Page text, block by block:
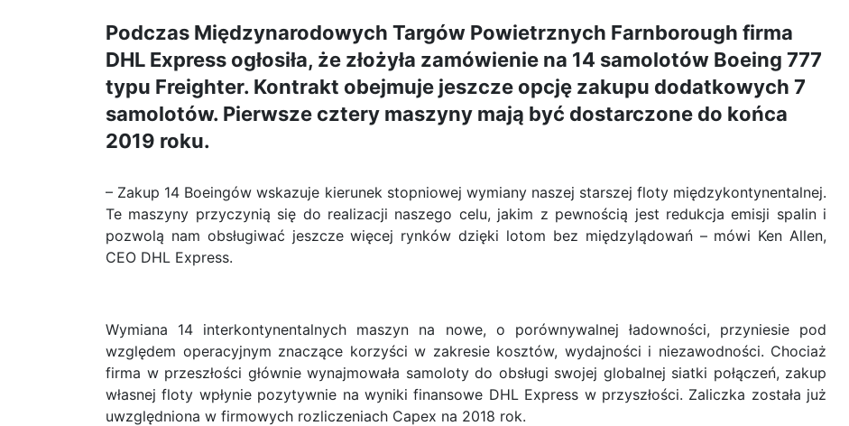
Podczas Międzynarodowych Targów Powietrznych Farnborough firma
DHL Express ogłosiła, że złożyła zamówienie na 14 samolotów Boeing 777
typu Freighter. Kontrakt obejmuje jeszcze opcję zakupu dodatkowych 7
samolotów. Pierwsze cztery maszyny mają być dostarczone do końca
2019 roku.
– Zakup 14 Boeingów wskazuje kierunek stopniowej wymiany naszej starszej floty międzykontynentalnej.
Te maszyny przyczynią się do realizacji naszego celu, jakim z pewnością jest redukcja emisji spalin i
pozwolą nam obsługiwać jeszcze więcej rynków dzięki lotom bez międzylądowań – mówi Ken Allen,
CEO DHL Express.
Wymiana 14 interkontynentalnych maszyn na nowe, o porównywalnej ładowności, przyniesie pod
względem operacyjnym znaczące korzyści w zakresie kosztów, wydajności i niezawodności. Chociaż
firma w przeszłości głównie wynajmowała samoloty do obsługi swojej globalnej siatki połączeń, zakup
własnej floty wpłynie pozytywnie na wyniki finansowe DHL Express w przyszłości. Zaliczka została już
uwzględniona w firmowych rozliczeniach Capex na 2018 rok.